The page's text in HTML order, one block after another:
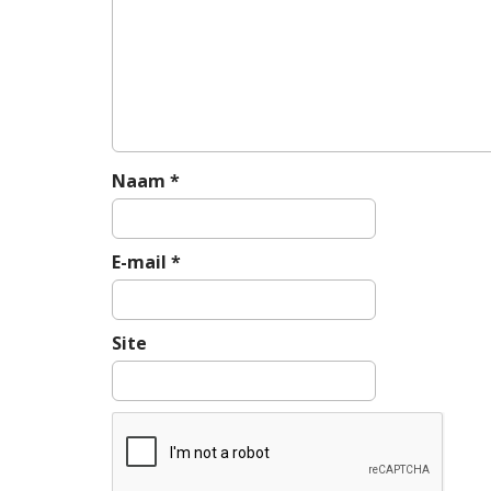
a
t
i
e
Naam *
E-mail *
Site